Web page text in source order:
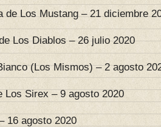
de Los Mustang – 21 diciembre
Los Diablos – 26 julio 2020
(Los Mismos) – 2 agosto
Los Sirex – 9 agosto 2020
16 agosto 2020